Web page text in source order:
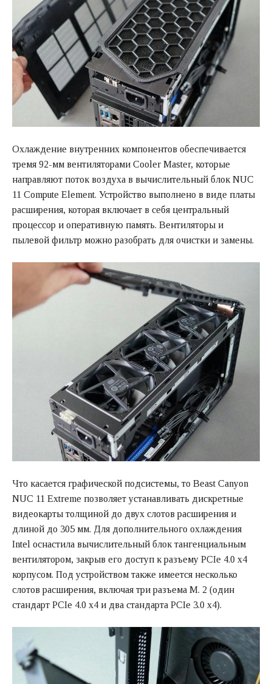
Охлаждение внутренних компонентов обеспечивается
тремя 92-мм вентиляторами Cooler Master, которые
направляют поток воздуха в вычислительный блок NUC
11 Compute Element. Устройство выполнено в виде платы
расширения, которая включает в себя центральный
процессор и оперативную память. Вентиляторы и
пылевой фильтр можно разобрать для очистки и замены.
Что касается графической подсистемы, то Beast Canyon
NUC 11 Extreme позволяет устанавливать дискретные
видеокарты толщиной до двух слотов расширения и
длиной до 305 мм. Для дополнительного охлаждения
Intel оснастила вычислительный блок тангенциальным
вентилятором, закрыв его доступ к разъему PCIe 4.0 x4
корпусом. Под устройством также имеется несколько
слотов расширения, включая три разъема M. 2 (один
стандарт PCIe 4.0 x4 и два стандарта PCIe 3.0 x4).